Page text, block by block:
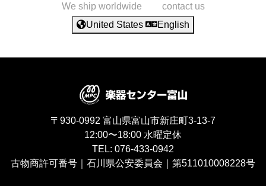
We ship worldwide
contact us
United States
English
〒930-0992 富山県富山市新庄町3-13-7
12:00〜18:00 水曜定休
TEL: 076-433-0942
古物商許可番号｜石川県公安委員会｜第511010008228号